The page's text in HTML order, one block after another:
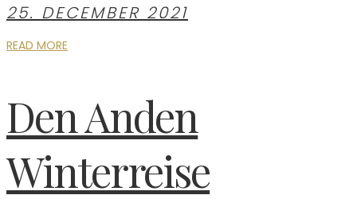
25. DECEMBER 2021
READ MORE
Den Anden
Winterreise